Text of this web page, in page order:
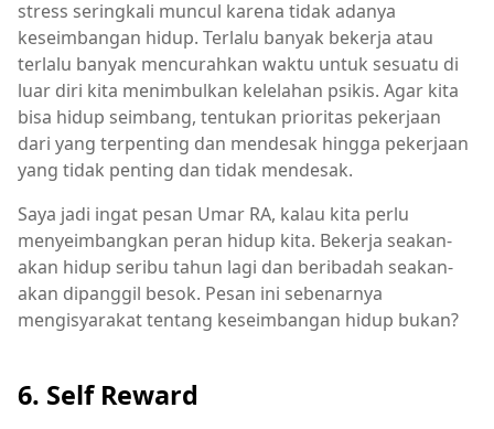
stress seringkali muncul karena tidak adanya
keseimbangan hidup. Terlalu banyak bekerja atau
terlalu banyak mencurahkan waktu untuk sesuatu di
luar diri kita menimbulkan kelelahan psikis. Agar kita
bisa hidup seimbang, tentukan prioritas pekerjaan
dari yang terpenting dan mendesak hingga pekerjaan
yang tidak penting dan tidak mendesak.
Saya jadi ingat pesan Umar RA, kalau kita perlu
menyeimbangkan peran hidup kita. Bekerja seakan-
akan hidup seribu tahun lagi dan beribadah seakan-
akan dipanggil besok. Pesan ini sebenarnya
mengisyarakat tentang keseimbangan hidup bukan?
6. Self Reward